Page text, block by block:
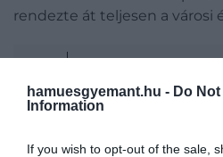
hamuesgyemant.hu - Do
Information
If you wish to opt-out of the sale,
rendezte át teljesen a városi
1927-ben készült,
film, amely